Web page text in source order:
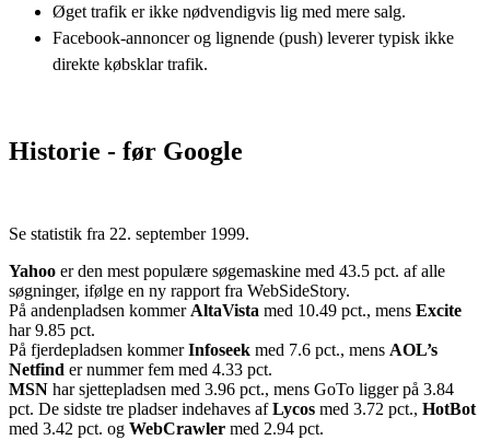
Øget trafik er ikke nødvendigvis lig med mere salg.
Facebook-annoncer og lignende (push) leverer typisk ikke
direkte købsklar trafik.
Historie - før Google
Se statistik fra 22. september 1999.
Yahoo er den mest populære søgemaskine med 43.5 pct. af alle
søgninger, ifølge en ny rapport fra WebSideStory.
På andenpladsen kommerAltaVista med 10.49 pct., mens Excite
har 9.85 pct.
På fjerdepladsen kommerInfoseek med 7.6 pct., mens AOL’s
Netfind er nummer fem med 4.33 pct.
MSN har sjettepladsen med 3.96 pct., mens GoTo ligger på 3.84
pct. De sidste tre pladser indehaves afLycos med 3.72 pct., HotBot
med 3.42 pct. og WebCrawler med 2.94 pct.